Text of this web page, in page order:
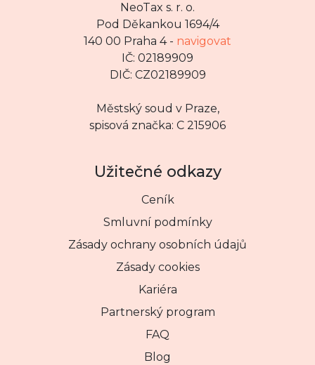
NeoTax s. r. o.
Pod Děkankou 1694/4
140 00 Praha 4 - navigovat
IČ: 02189909
DIČ: CZ02189909
Městský soud v Praze,
spisová značka: C 215906
Užitečné odkazy
Ceník
Smluvní podmínky
Zásady ochrany osobních údajů
Zásady cookies
Kariéra
Partnerský program
FAQ
Blog